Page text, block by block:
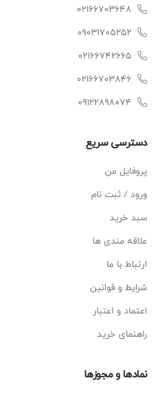
02166703648
09031705252
02166742665
02166703846
09122898074
دسترسی سریع
پروفایل من
ورود / ثبت نام
سبد خرید
علاقه مندی ها
ارتباط با ما
شرایط و قوانین
اعتماد و اعتبار
راهنمای خرید
نمادها و مجوزها